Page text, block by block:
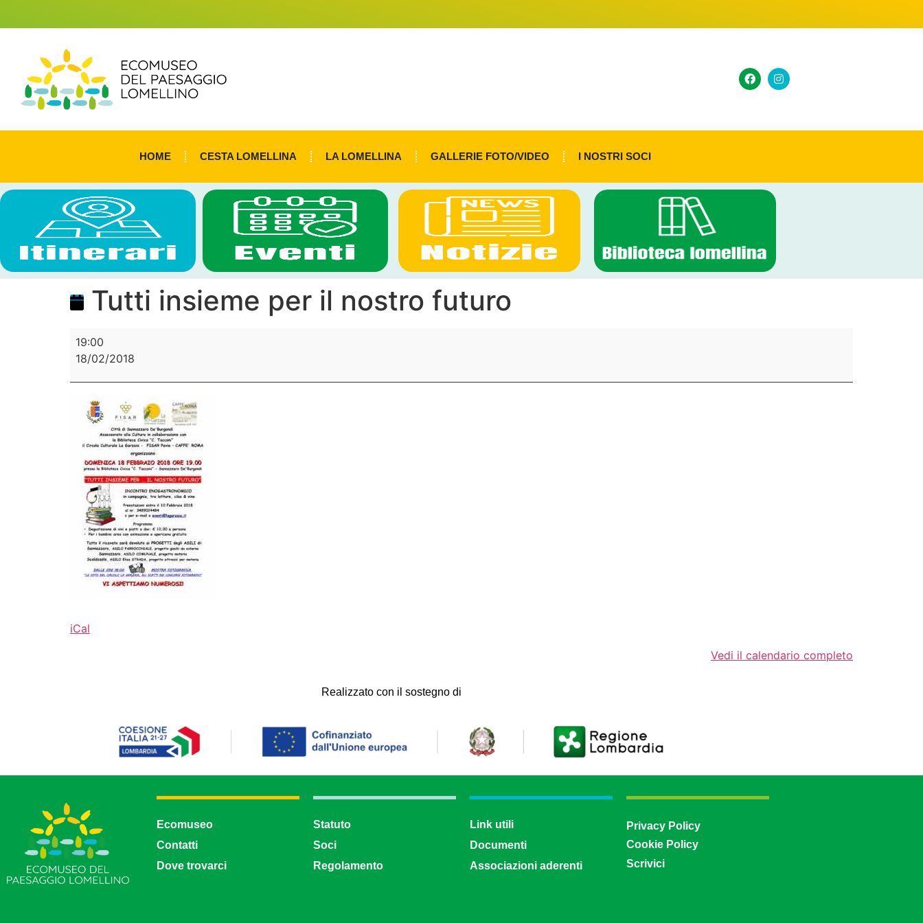
HOME CESTA LOMELLINA LA LOMELLINA GALLERIE FOTO/VIDEO I NOSTRI SOCI
Tutti insieme per il nostro futuro
19:00
18/02/2018
iCal
Vedi il calendario completo
Realizzato con il sostegno di
Ecomuseo
Contatti
Dove trovarci
Statuto
Soci
Regolamento
Link utili
Documenti
Associazioni aderenti
Privacy Policy
Cookie Policy
Scrivici